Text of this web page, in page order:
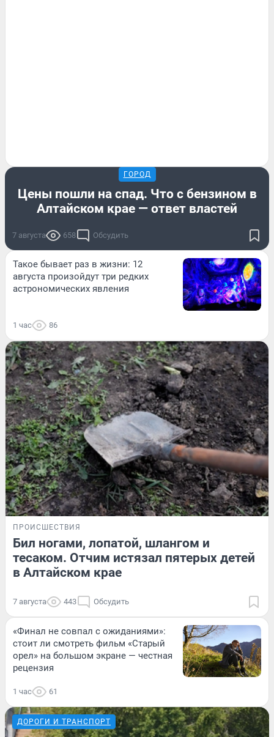
ГОРОД
Цены пошли на спад. Что с бензином в
Алтайском крае — ответ властей
7 августа 658 Обсудить
Такое бывает раз в жизни: 12
августа произойдут три редких
астрономических явления
1 час 86
ПРОИСШЕСТВИЯ
Бил ногами, лопатой, шлангом и
тесаком. Отчим истязал пятерых детей
в Алтайском крае
7 августа 443 Обсудить
«Финал не совпал с ожиданиями»:
стоит ли смотреть фильм «Старый
орел» на большом экране — честная
рецензия
1 час 61
ДОРОГИ И ТРАНСПОРТ